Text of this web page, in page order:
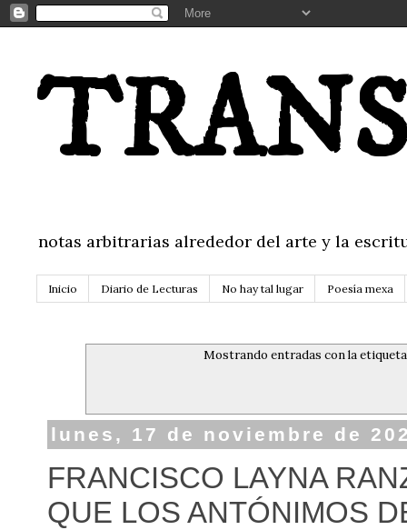
notas arbitrarias alrededor del arte y la
Inicio Diario de Lecturas No hay tal lugar Poesía mexa
Mostrando entradas con la
lunes, 17 de noviembre de
FRANCISCO LAYNA
QUE LOS ANTÓNIMOS